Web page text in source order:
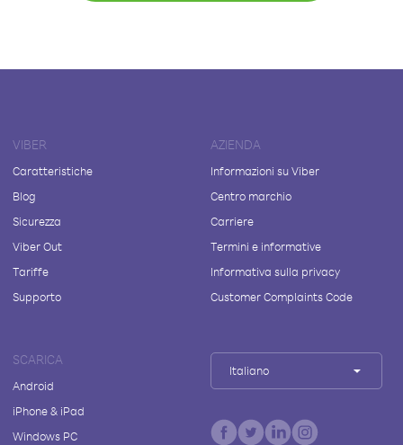
VIBER
Caratteristiche
Blog
Sicurezza
Viber Out
Tariffe
Supporto
AZIENDA
Informazioni su Viber
Centro marchio
Carriere
Termini e informative
Informativa sulla privacy
Customer Complaints Code
SCARICA
Android
iPhone & iPad
Windows PC
Italiano